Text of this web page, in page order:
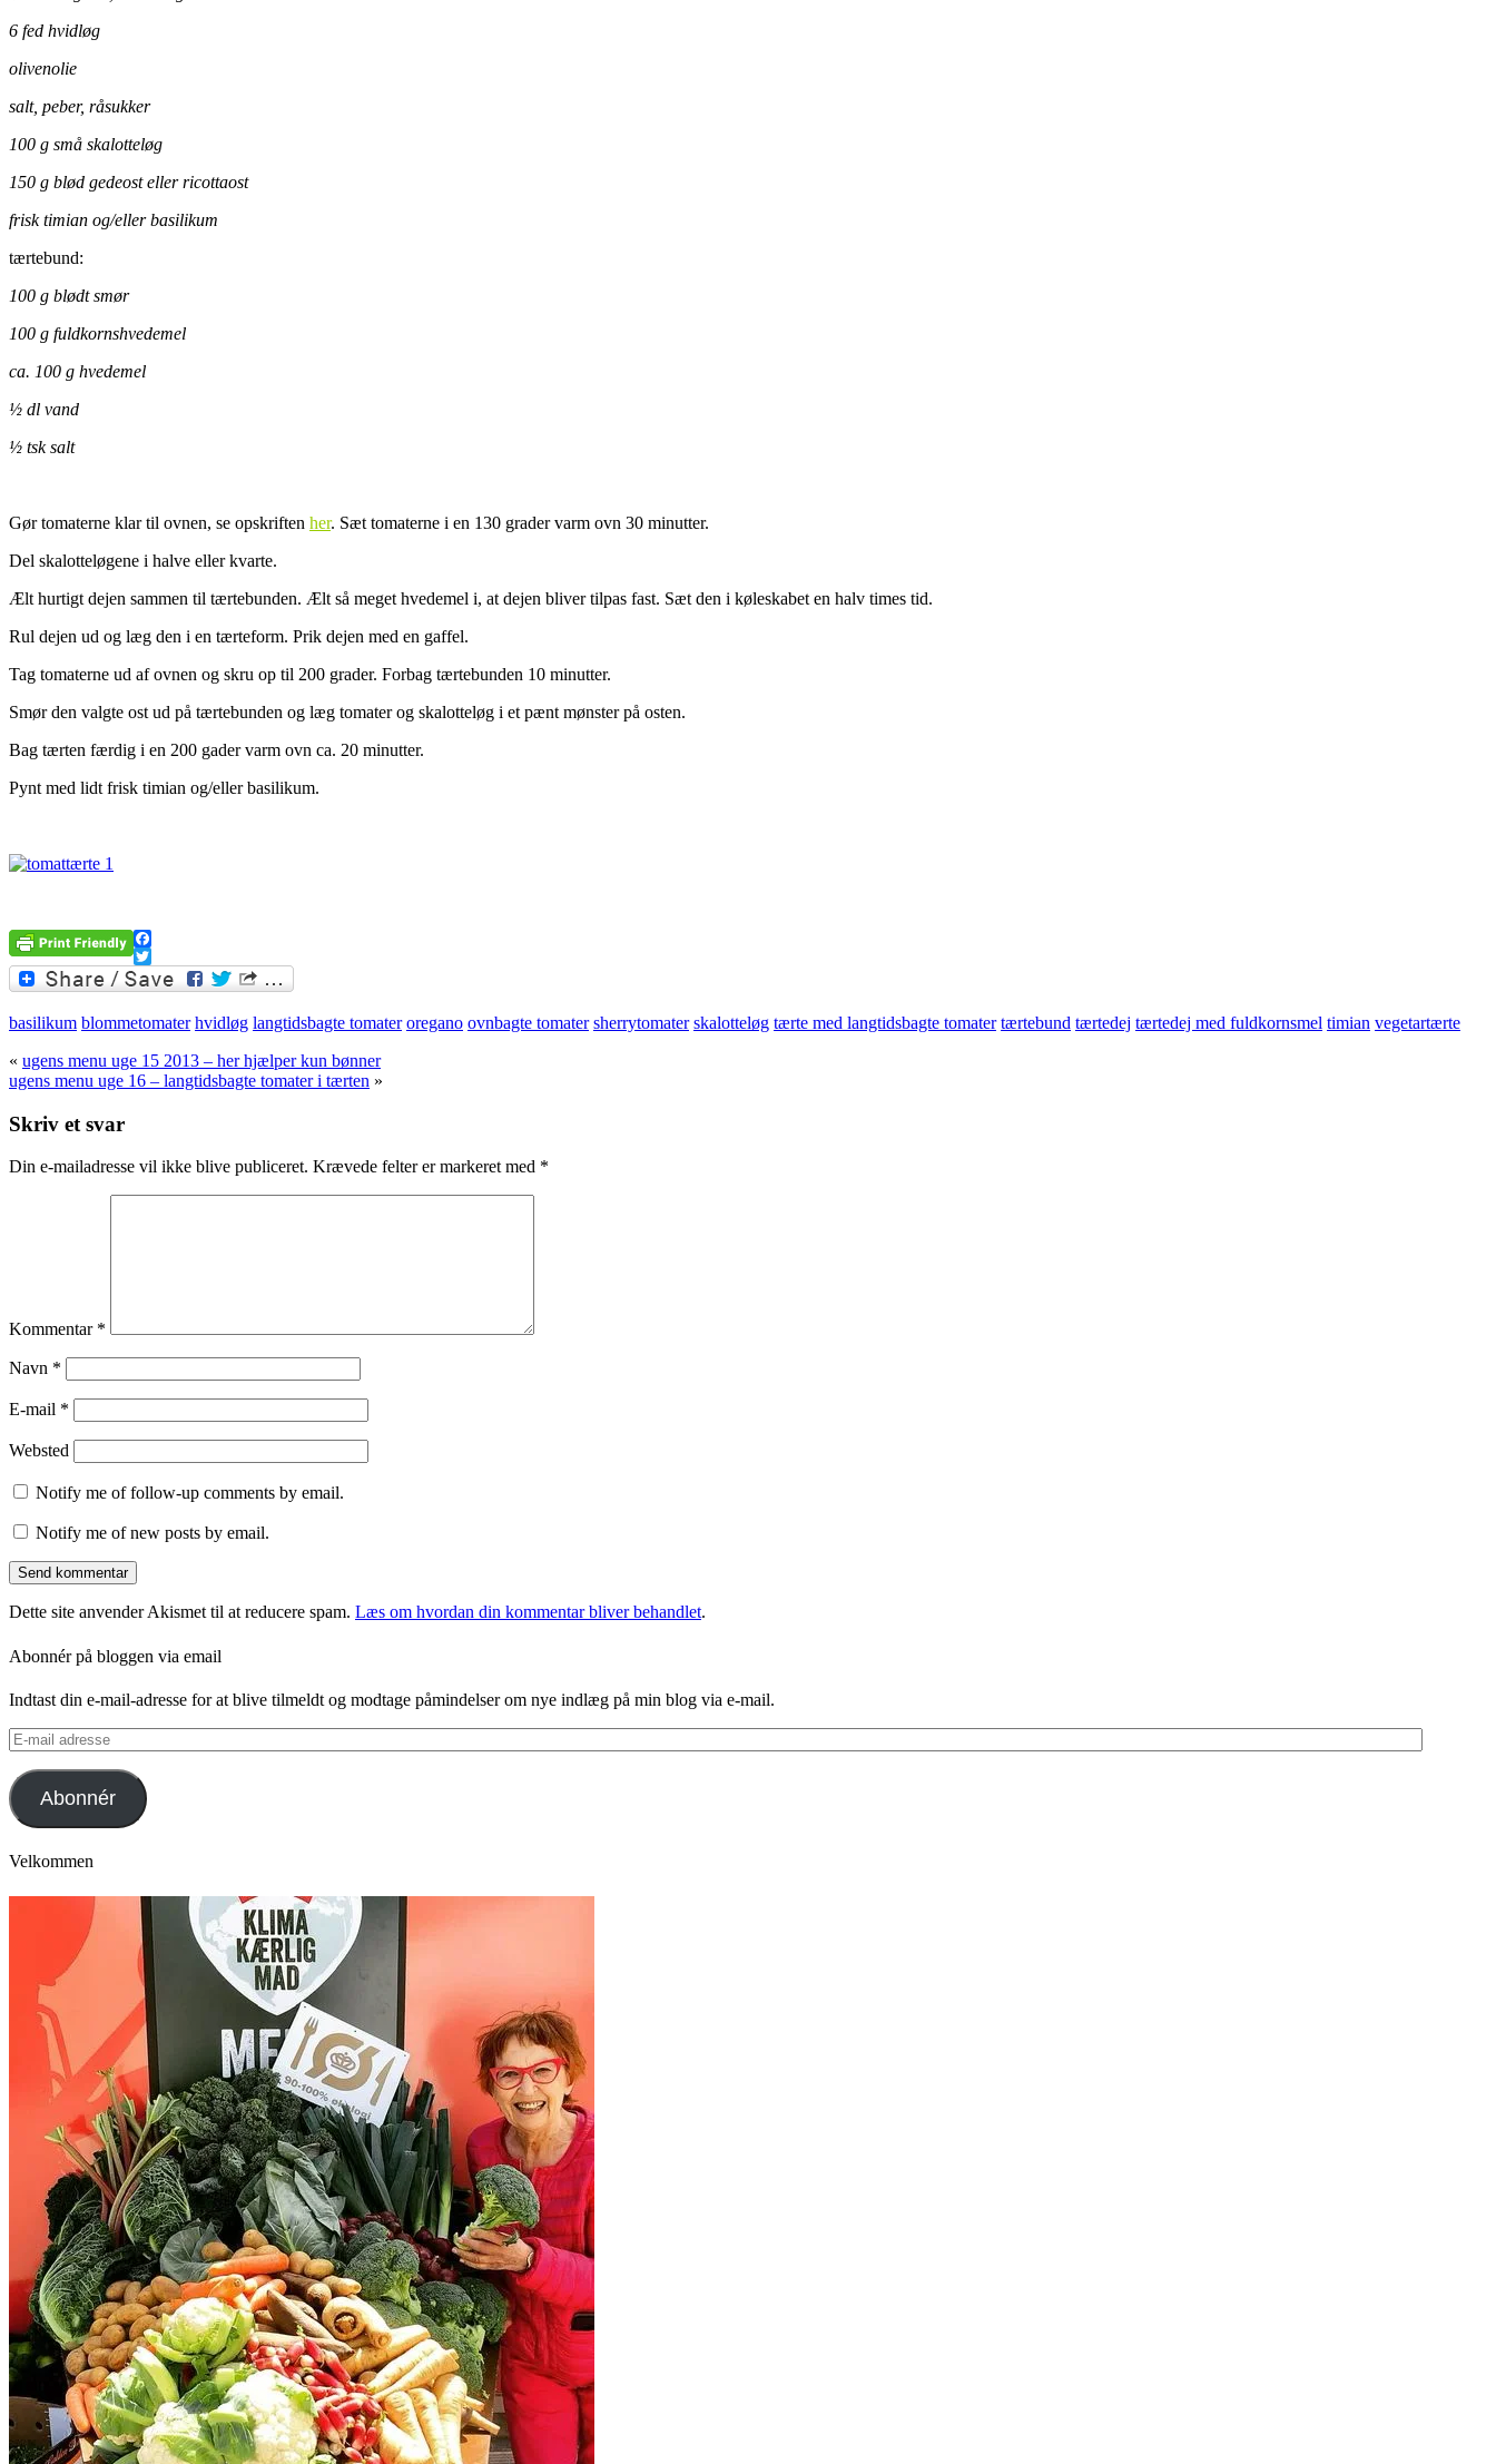
6 fed hvidløg
olivenolie
salt, peber, råsukker
100 g små skalotteløg
150 g blød gedeost eller ricottaost
frisk timian og/eller basilikum
tærtebund:
100 g blødt smør
100 g fuldkornshvedemel
ca. 100 g hvedemel
½ dl vand
½ tsk salt
Gør tomaterne klar til ovnen, se opskriften her. Sæt tomaterne i en 130 grader varm ovn 30 minutter.
Del skalotteløgene i halve eller kvarte.
Ælt hurtigt dejen sammen til tærtebunden. Ælt så meget hvedemel i, at dejen bliver tilpas fast. Sæt den i køleskabet en halv times tid.
Rul dejen ud og læg den i en tærteform. Prik dejen med en gaffel.
Tag tomaterne ud af ovnen og skru op til 200 grader. Forbag tærtebunden 10 minutter.
Smør den valgte ost ud på tærtebunden og læg tomater og skalotteløg i et pænt mønster på osten.
Bag tærten færdig i en 200 gader varm ovn ca. 20 minutter.
Pynt med lidt frisk timian og/eller basilikum.
Facebook
Twitter
basilikum blommetomater hvidløg langtidsbagte tomater oregano ovnbagte tomater sherrytomater skalotteløg tærte med langtidsbagte tomater tærtebund tærtedej tærtedej med fuldkornsmel timian vegetartærte
« ugens menu uge 15 2013 – her hjælper kun bønner
ugens menu uge 16 – langtidsbagte tomater i tærten »
Skriv et svar
Din e-mailadresse vil ikke blive publiceret. Krævede felter er markeret med *
Kommentar *
Navn *
E-mail *
Websted
Notify me of follow-up comments by email.
Notify me of new posts by email.
Dette site anvender Akismet til at reducere spam. Læs om hvordan din kommentar bliver behandlet.
Abonnér på bloggen via email
Indtast din e-mail-adresse for at blive tilmeldt og modtage påmindelser om nye indlæg på min blog via e-mail.
E-
mail
adresse
Abonnér
Velkommen